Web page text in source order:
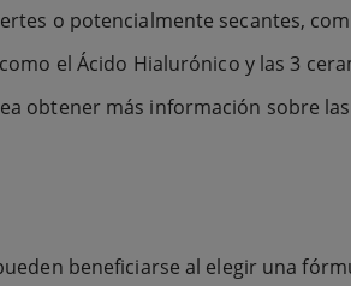
o potencialmente secantes,
el Ácido Hialurónico y las 3
obtener más información sobre las
beneficiarse al elegir una